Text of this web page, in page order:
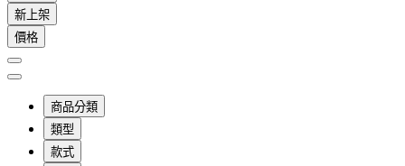
新上架
價格
商品分類
類型
款式